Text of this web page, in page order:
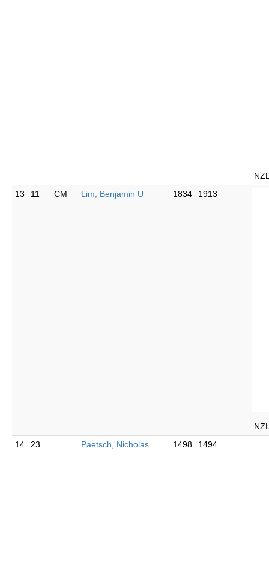
13
11 CM Lim, Benjamin U 1834 1913
14
23 Paetsch, Nicholas 1498 1494